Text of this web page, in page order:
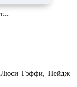
Гэффи, Пейдж